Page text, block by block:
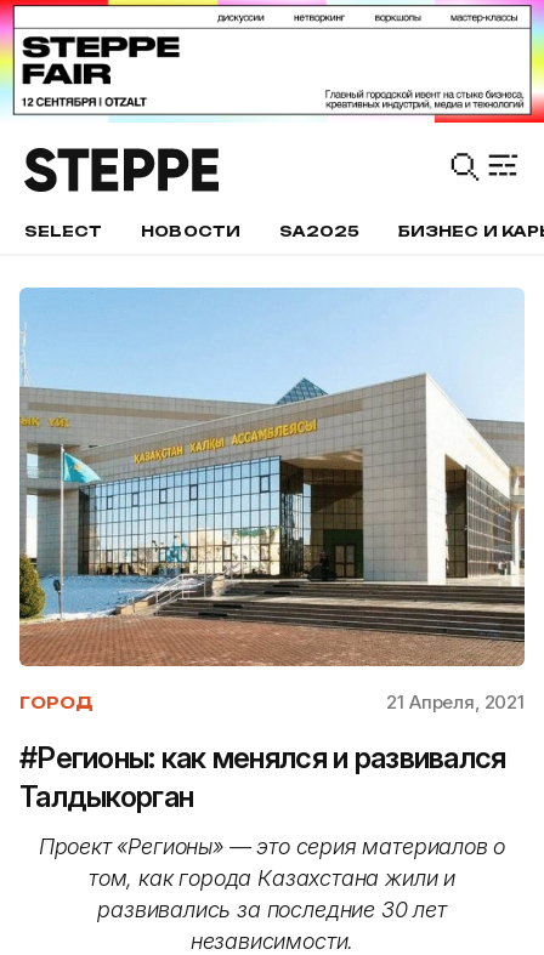
SELECT НОВОСТИ SA2025 БИЗНЕС И
ГОРОД 21 Апреля, 2021
#Регионы: как менялся и развивался
Талдыкорган
Проект «Регионы» — это серия материалов о
том, как города Казахстана жили и
развивались за последние 30 лет
независимости.